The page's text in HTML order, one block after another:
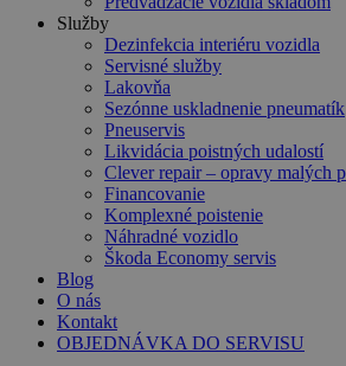
Služby
Dezinfekcia interiéru vozidla
Servisné služby
Lakovňa
Sezónne uskladnenie pneumatík
Pneuservis
Likvidácia poistných udalostí
Clever repair – opravy malých
Financovanie
Komplexné poistenie
Náhradné vozidlo
Škoda Economy servis
Blog
O nás
Kontakt
OBJEDNÁVKA DO SERVISU